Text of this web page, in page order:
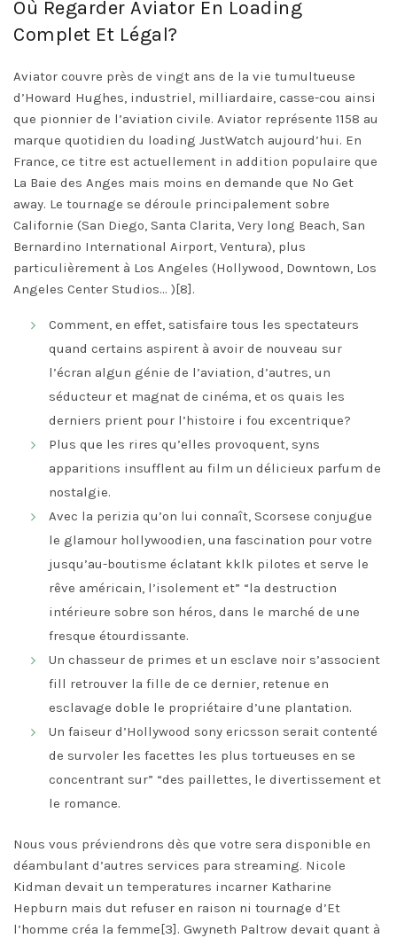
Où Regarder Aviator En Loading
Complet Et Légal?
Aviator couvre près de vingt ans de la vie tumultueuse
d’Howard Hughes, industriel, milliardaire, casse-cou ainsi
que pionnier de l’aviation civile. Aviator représente 1158 au
marque quotidien du loading JustWatch aujourd’hui. En
France, ce titre est actuellement in addition populaire que
La Baie des Anges mais moins en demande que No Get
away. Le tournage se déroule principalement sobre
Californie (San Diego, Santa Clarita, Very long Beach, San
Bernardino International Airport, Ventura), plus
particulièrement à Los Angeles (Hollywood, Downtown, Los
Angeles Center Studios… )[8].
Comment, en effet, satisfaire tous les spectateurs
quand certains aspirent à avoir de nouveau sur
l’écran algun génie de l’aviation, d’autres, un
séducteur et magnat de cinéma, et os quais les
derniers prient pour l’histoire i fou excentrique?
Plus que les rires qu’elles provoquent, syns
apparitions insufflent au film un délicieux parfum de
nostalgie.
Avec la perizia qu’on lui connaît, Scorsese conjugue
le glamour hollywoodien, una fascination pour votre
jusqu’au-boutisme éclatant kklk pilotes et serve le
rêve américain, l’isolement et” “la destruction
intérieure sobre son héros, dans le marché de une
fresque étourdissante.
Un chasseur de primes et un esclave noir s’associent
fill retrouver la fille de ce dernier, retenue en
esclavage doble le propriétaire d’une plantation.
Un faiseur d’Hollywood sony ericsson serait contenté
de survoler les facettes les plus tortueuses en se
concentrant sur” “des paillettes, le divertissement et
le romance.
Nous vous préviendrons dès que votre sera disponible en
déambulant d’autres services para streaming. Nicole
Kidman devait un temperatures incarner Katharine
Hepburn mais dut refuser en raison ni tournage d’Et
l’homme créa la femme[3]. Gwyneth Paltrow devait quant à